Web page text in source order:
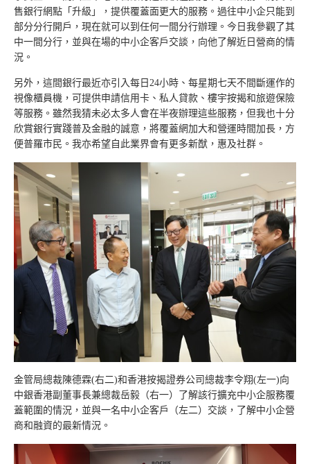
售銀行網點「升級」，提供覆蓋面更大的服務。過往中小企只能到
部分分行開戶，現在就可以到任何一間分行辦理。今日我參觀了其
中一間分行，並與在場的中小企客戶交談，向他了解近日營商的情
況。
另外，這間銀行最近亦引入每日24小時、每星期七天不間斷運作的
視像櫃員機，可提供申請信用卡、私人貸款、樓宇按揭和旅遊保險
等服務。雖然我猜未必太多人會在半夜辦理這些服務，但我也十分
欣賞銀行實踐普及金融的誠意，將覆蓋網加大和營運時間加長，方
便普羅市民。我亦希望自此業界會有更多新猷，惠及社群。
金管局總裁陳德霖(右二)和香港按揭證券公司總裁李令翔(左一)向
中銀香港副董事長兼總裁岳毅（右一）了解該行擴充中小企服務覆
蓋範圍的情況，並與一名中小企客戶（左二）交談，了解中小企營
商和融資的最新情況。